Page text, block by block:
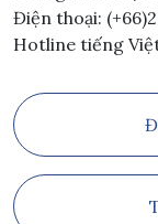
Điện thoại:
Hotline tiếng